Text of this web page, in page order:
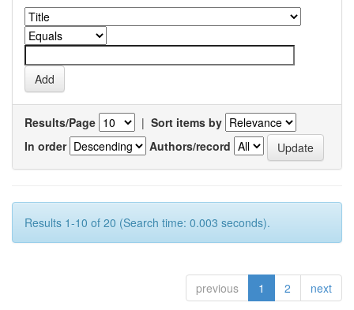
Results/Page | Sort items by
In order
Authors/record
Results 1-10 of 20 (Search time: 0.003 seconds).
previous 1 2 next